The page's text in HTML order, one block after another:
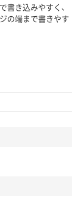
書き込みやすく、
の端まで書きやす